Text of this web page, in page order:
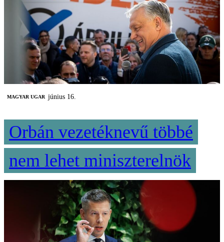
MAGYAR UGAR június 16.
Orbán vezetéknevű többé
nem lehet miniszterelnök